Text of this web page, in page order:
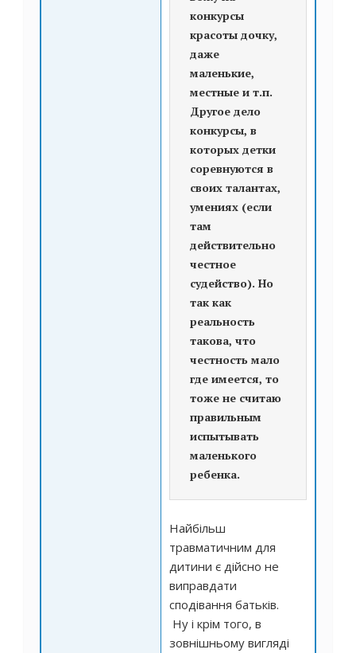
конкурсы
красоты дочку,
даже
маленькие,
местные и т.п.
Другое дело
конкурсы, в
которых детки
соревнуются в
своих талантах,
умениях (если
там
действительно
честное
судейство). Но
так как
реальность
такова, что
честность мало
где имеется, то
тоже не считаю
правильным
испытывать
маленького
ребенка.
Найбільш
травматичним для
дитини є дійсно не
виправдати
сподівання батьків.
Ну і крім того, в
зовнішньому вигляді